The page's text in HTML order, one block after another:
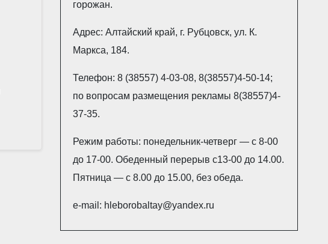
горожан.
Адрес: Алтайский край, г. Рубцовск, ул. К.
Маркса, 184.
Телефон: 8 (38557) 4-03-08, 8(38557)4-50-14;
по вопросам размещения рекламы 8(38557)4-
37-35.
Режим работы: понедельник-четверг — с 8-00
до 17-00. Обеденный перерыв с13-00 до 14.00.
Пятница — с 8.00 до 15.00, без обеда.
e-mail: hleborobaltay@yandex.ru